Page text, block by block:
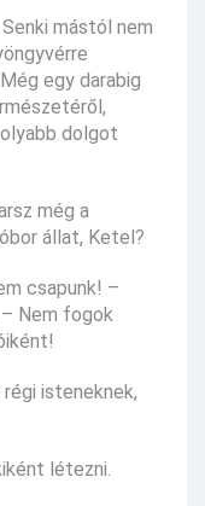
mástól nem
egy darabig
dolgot
még a
állat, Ketel?
csapunk! –
Nem fogok
régi isteneknek,
létezni.